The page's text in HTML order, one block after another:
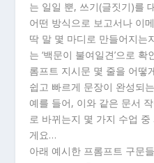
는 일일 뿐, 쓰기(글짓기)를
어떤 방식으로 보고서나 이
딱 말 몇 마디로 만들어지는
는 ‘백문이 불여일견’으로
롬프트 지시문 몇 줄을 어떻
쉽고 빠르게 문장이 완성되
예를 들어, 이와 같은 문서
로 바뀌는지 몇 가지 수업
게요…
아래 예시한 프롬프트 구문